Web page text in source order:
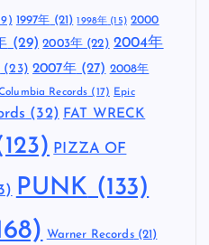
1997年 (21) 1998年 (15) 2000
(29) 2003年 (22) 2004年
(23) 2007年(27) 2008年
Records (17) Epic
(32) FAT WRECK
PIZZA OF
PUNK (133)
Warner Records(21)